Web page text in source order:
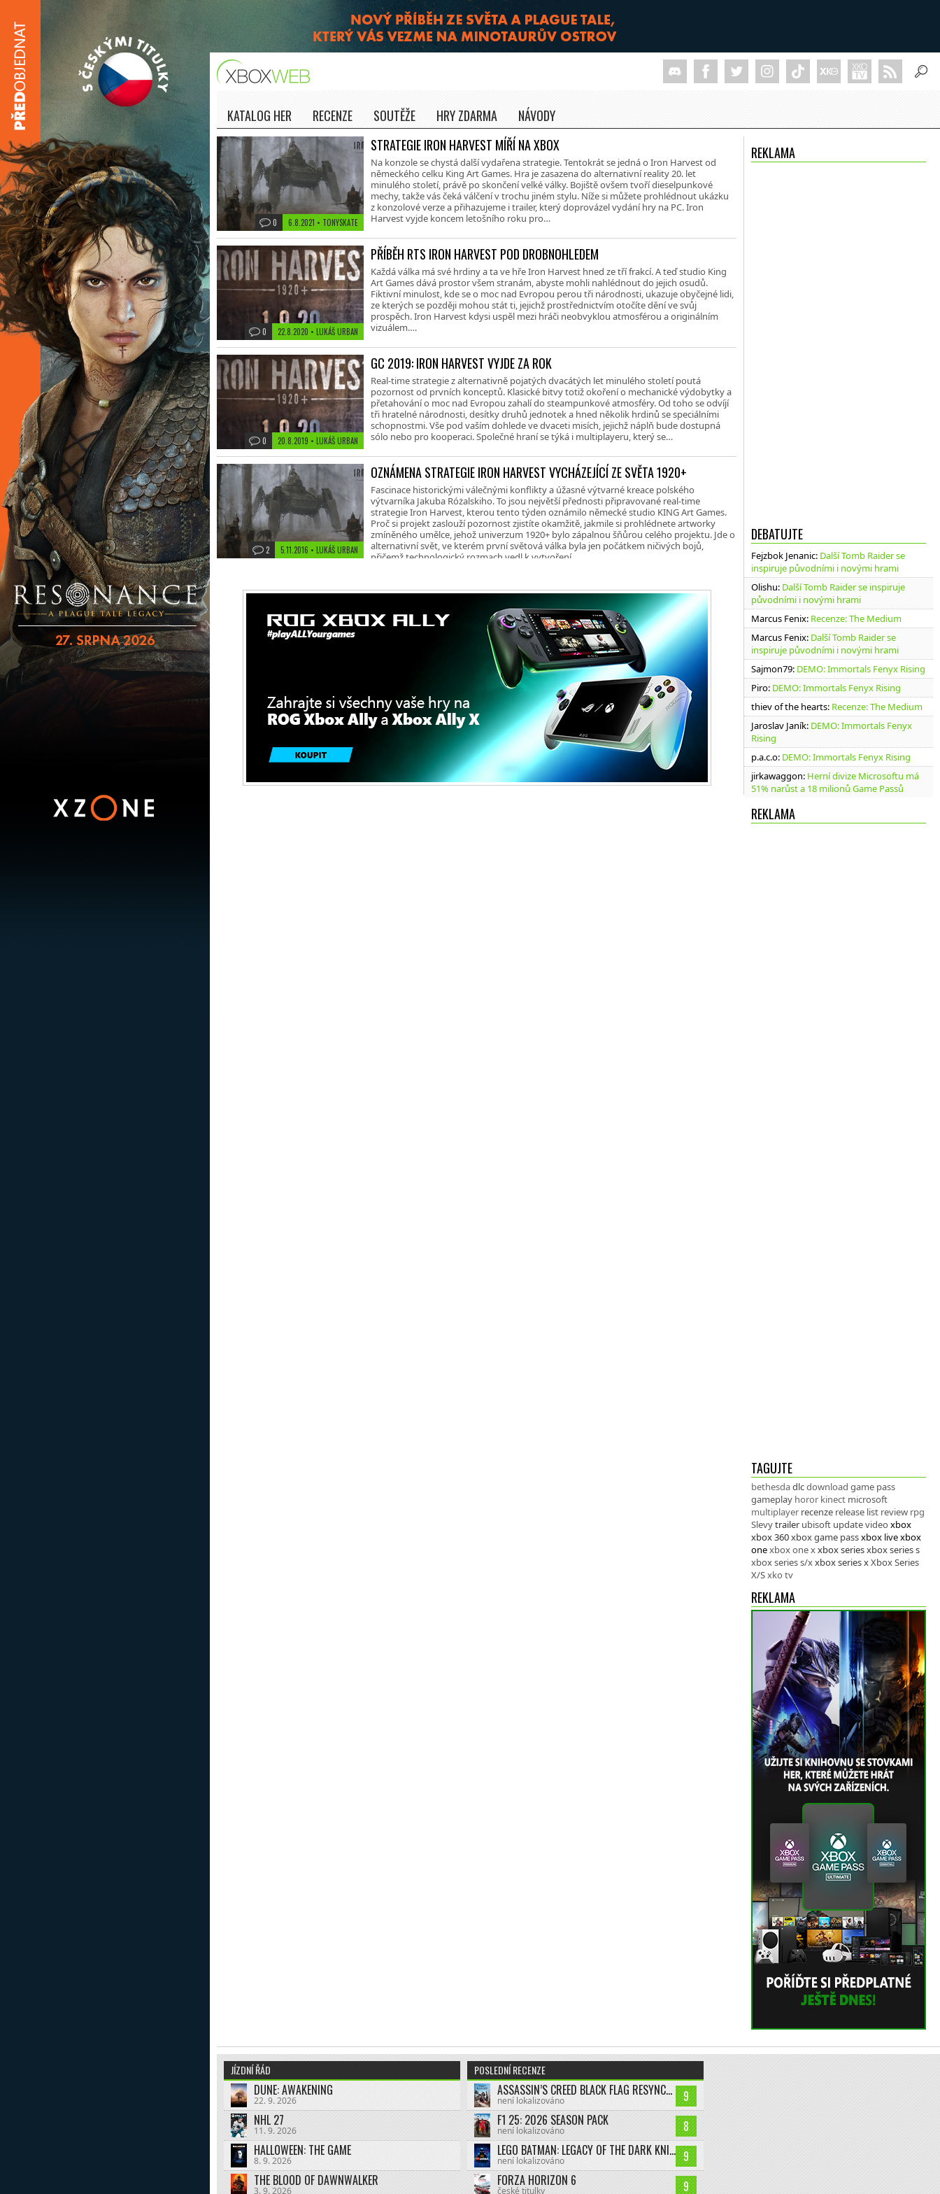
KATALOG HER RECENZE SOUTĚŽE HRY ZDARMA NÁVODY
REKLAMA
DEBATUJTE
Fejzbok Jenanic: Další Tomb Raider se
inspiruje původními i novými hrami
Olishu: Další Tomb Raider se inspiruje
původními i novými hrami
Marcus Fenix: Recenze: The Medium
Marcus Fenix: Další Tomb Raider se
inspiruje původními i novými hrami
Sajmon79: DEMO: Immortals Fenyx Rising
Piro: DEMO: Immortals Fenyx Rising
thiev of the hearts: Recenze: The Medium
Jaroslav Janík: DEMO: Immortals Fenyx
Rising
p.a.c.o: DEMO: Immortals Fenyx Rising
jirkawaggon: Herní divize Microsoftu má
51% narůst a 18 milionů Game Passů
REKLAMA
TAGUJTE
bethesdadlcdownload game pass
gameplay horor kinect microsoft
multiplayer recenze release list review rpg
Slevytrailer ubisoft updatevideo xbox
xbox 360xbox game passxbox livexbox
onexbox one xxbox seriesxbox series s
xbox series s/xxbox series xXbox Series
X/Sxko tv
REKLAMA
6.8.2021 • TONYSKATE
0
STRATEGIE IRON HARVEST MÍŘÍ NA XBOX
Na konzole se chystá další vydařena strategie. Tentokrát se jedná o Iron Harvest od
německého celku King Art Games. Hra je zasazena do alternativní reality 20. let
minulého století, právě po skončení velké války. Bojiště ovšem tvoří dieselpunkové
mechy, takže vás čeká válčení v trochu jiném stylu. Níže si můžete prohlédnout ukázku
z konzolové verze a přihazujeme i trailer, který doprovázel vydání hry na PC. Iron
Harvest vyjde koncem letošního roku pro…
22.8.2020 • LUKÁŠ URBAN
0
PŘÍBĚH RTS IRON HARVEST POD DROBNOHLEDEM
Každá válka má své hrdiny a ta ve hře Iron Harvest hned ze tří frakcí. A teď studio King
Art Games dává prostor všem stranám, abyste mohli nahlédnout do jejich osudů.
Fiktivní minulost, kde se o moc nad Evropou perou tři národnosti, ukazuje obyčejné lidi,
ze kterých se později mohou stát ti, jejichž prostřednictvím otočíte dění ve svůj
prospěch. Iron Harvest kdysi uspěl mezi hráči neobvyklou atmosférou a originálním
vizuálem….
20.8.2019 • LUKÁŠ URBAN
0
GC 2019: IRON HARVEST VYJDE ZA ROK
Real-time strategie z alternativně pojatých dvacátých let minulého století poutá
pozornost od prvních konceptů. Klasické bitvy totiž okoření o mechanické výdobytky a
přetahování o moc nad Evropou zahalí do steampunkové atmosféry. Od toho se odvíjí
tři hratelné národnosti, desítky druhů jednotek a hned několik hrdinů se speciálními
schopnostmi. Vše pod vaším dohlede ve dvaceti misích, jejichž náplň bude dostupná
sólo nebo pro kooperaci. Společné hraní se týká i multiplayeru, který se…
5.11.2016 • LUKÁŠ URBAN
2
OZNÁMENA STRATEGIE IRON HARVEST VYCHÁZEJÍCÍ ZE SVĚTA 1920+
Fascinace historickými válečnými konflikty a úžasné výtvarné kreace polského
výtvarníka Jakuba Różalskiho. To jsou největší přednosti připravované real-time
strategie Iron Harvest, kterou tento týden oznámilo německé studio KING Art Games.
Proč si projekt zaslouží pozornost zjistíte okamžitě, jakmile si prohlédnete artworky
zmíněného umělce, jehož univerzum 1920+ bylo zápalnou šňůrou celého projektu. Jde o
alternativní svět, ve kterém první světová válka byla jen počátkem ničivých bojů,
přičemž technologický rozmach vedl k vytvoření…
JÍZDNÍ ŘÁD
DUNE: AWAKENING
22. 9. 2026
NHL 27
11. 9. 2026
HALLOWEEN: THE GAME
8. 9. 2026
THE BLOOD OF DAWNWALKER
3. 9. 2026
POSLEDNÍ RECENZE
9
ASSASSIN’S CREED BLACK FLAG RESYNCED
není lokalizováno
8
F1 25: 2026 SEASON PACK
není lokalizováno
9
LEGO BATMAN: LEGACY OF THE DARK KNIGHT
není lokalizováno
9
FORZA HORIZON 6
české titulky